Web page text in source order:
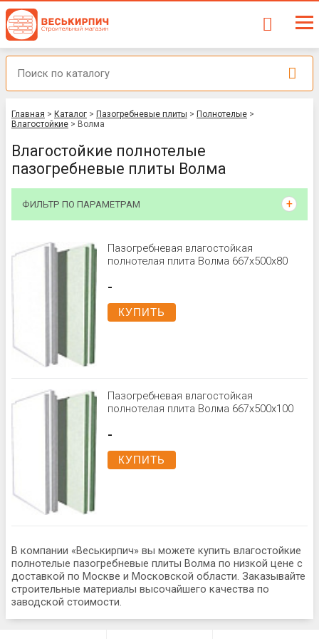
Главная > Каталог > Пазогребневые плиты > Полнотелые >
Влагостойкие > Волма
Влагостойкие полнотелые
пазогребневые плиты Волма
ФИЛЬТР ПО ПАРАМЕТРАМ
Пазогребневая влагостойкая
полнотелая плита Волма 667х500х80
-
КУПИТЬ
Пазогребневая влагостойкая
полнотелая плита Волма 667х500х100
-
КУПИТЬ
В компании «Веськирпич» вы можете купить влагостойкие
полнотелые пазогребневые плиты Волма по низкой цене с
доставкой по Москве и Московской области. Заказывайте
строительные материалы высочайшего качества по
заводской стоимости.